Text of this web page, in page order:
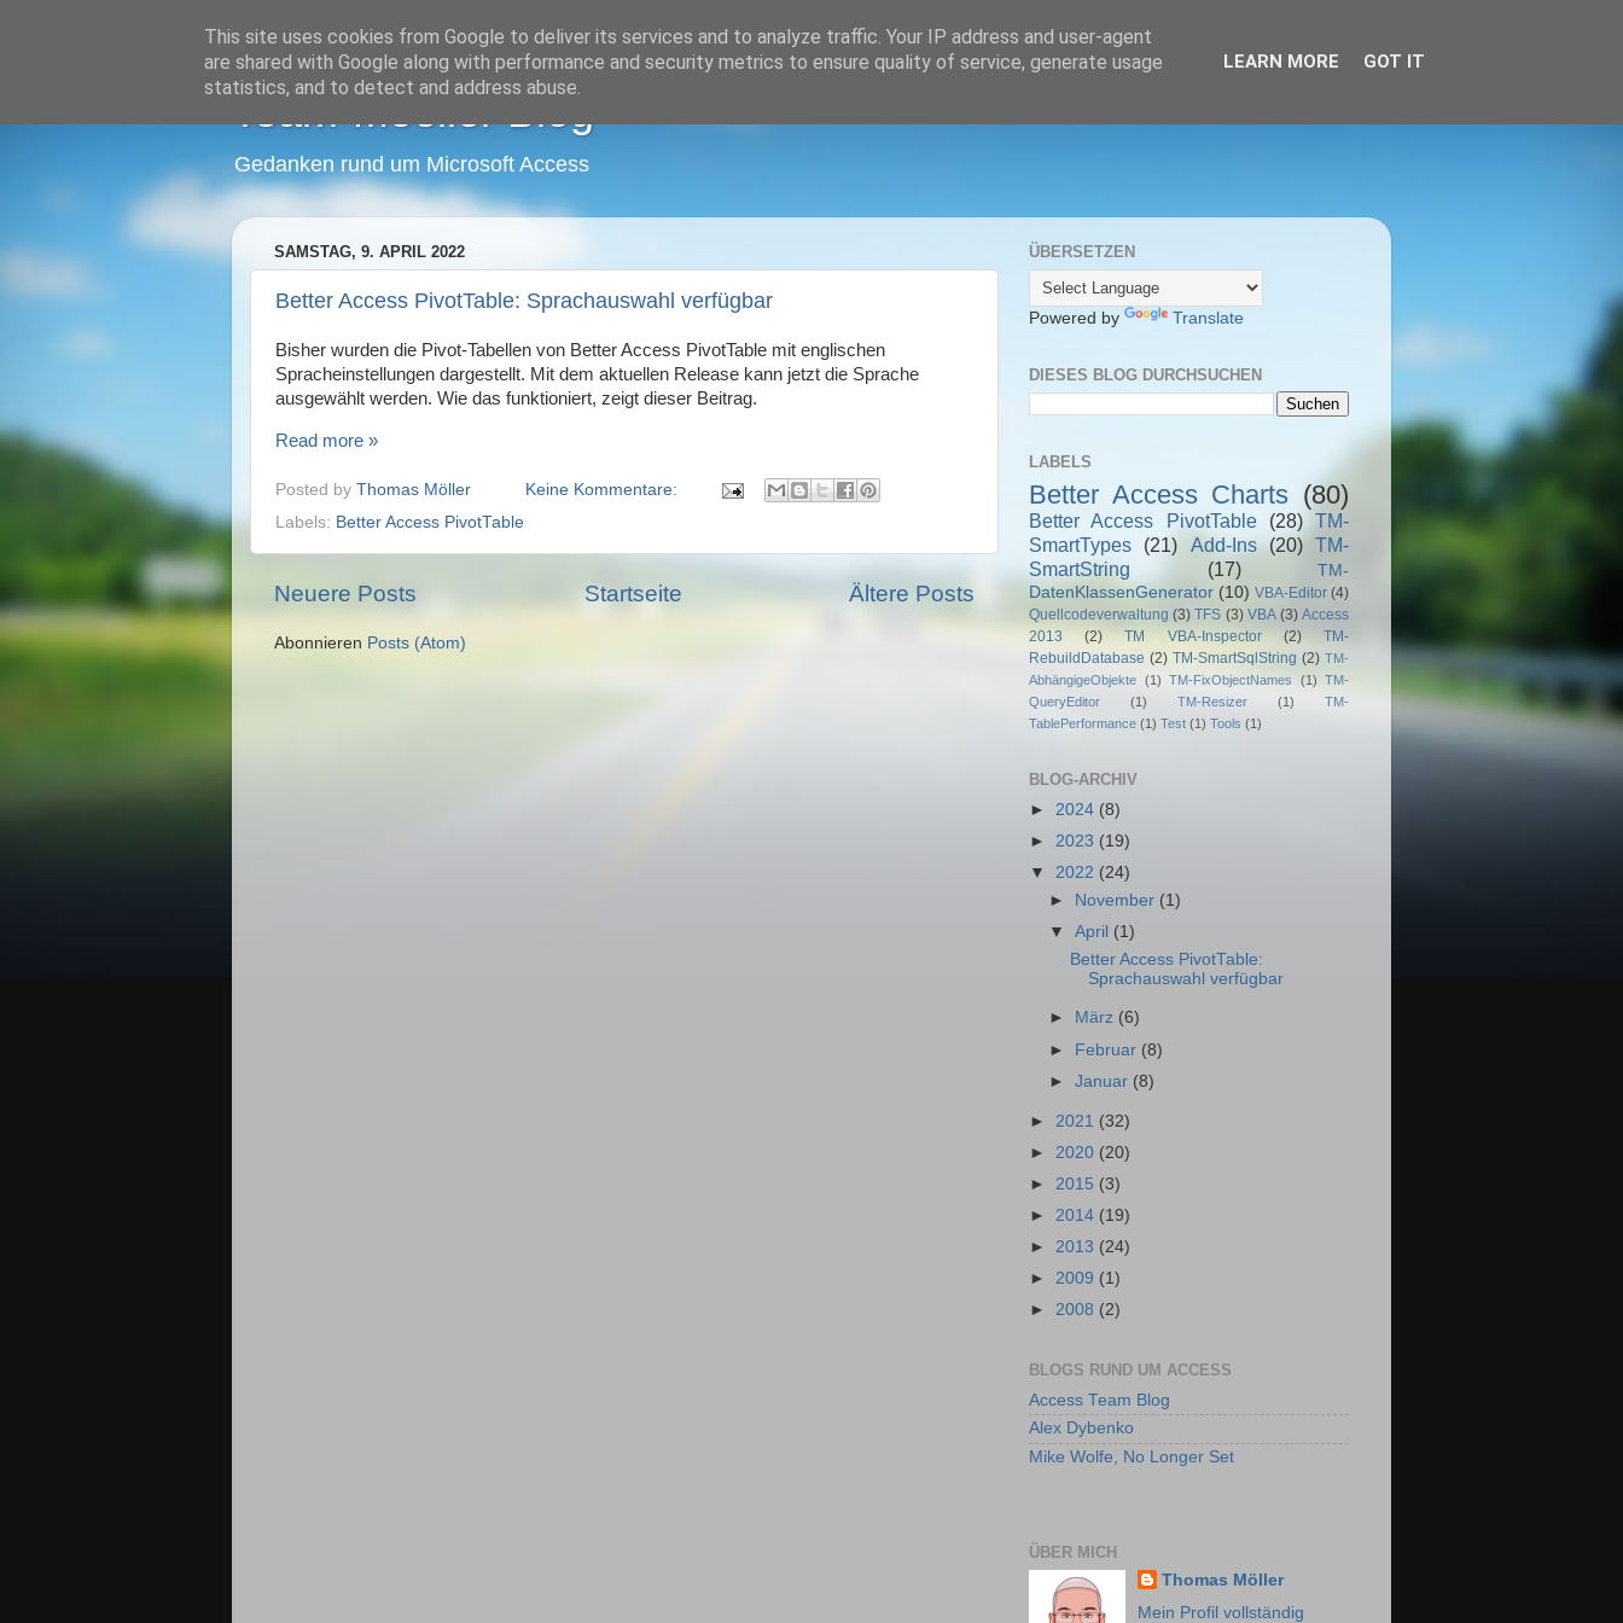
Team-Moeller Blog
Gedanken rund um Microsoft Access
SAMSTAG, 9. APRIL 2022
Better Access PivotTable: Sprachauswahl verfügbar
Bisher wurden die Pivot-Tabellen von Better Access PivotTable mit englischen
Spracheinstellungen dargestellt. Mit dem aktuellen Release kann jetzt die Sprache
ausgewählt werden. Wie das funktioniert, zeigt dieser Beitrag.
Read more »
Posted by Thomas Möller
Keine Kommentare:
Labels: Better Access PivotTable
Neuere Posts Ältere Posts
Startseite
Abonnieren Posts (Atom)
ÜBERSETZEN
Powered by Translate
DIESES BLOG DURCHSUCHEN
LABELS
Better Access Charts (80)
Better Access PivotTable (28) TM-
SmartTypes
(21) Add-Ins (20) TM-
SmartString
(17)
TM-
DatenKlassenGenerator (10) VBA-Editor (4)
Quellcodeverwaltung (3) TFS (3) VBA (3) Access
2013
(2) TM VBA-Inspector (2)
TM-
RebuildDatabase (2) TM-SmartSqlString (2) TM-
AbhängigeObjekte (1) TM-FixObjectNames (1) TM-
QueryEditor
(1) TM-Resizer (1)
TM-
TablePerformance (1) Test (1) Tools (1)
BLOG-ARCHIV
► 2024 (8)
► 2023 (19)
▼ 2022 (24)
► November (1)
▼April (1)
Better Access PivotTable:
Sprachauswahl verfügbar
► März (6)
► Februar (8)
►Januar (8)
► 2021 (32)
► 2020 (20)
► 2015 (3)
► 2014 (19)
► 2013 (24)
► 2009 (1)
► 2008 (2)
BLOGS RUND UM ACCESS
Access Team Blog
Alex Dybenko
Mike Wolfe, No Longer Set
ÜBER MICH
Thomas Möller
Mein Profil vollständig
This site uses cookies from Google to deliver its services and to analyze traffic. Your IP address and user-agent
are shared with Google along with performance and security metrics to ensure quality of service, generate usage
statistics, and to detect and address abuse.
LEARN MORE GOT IT